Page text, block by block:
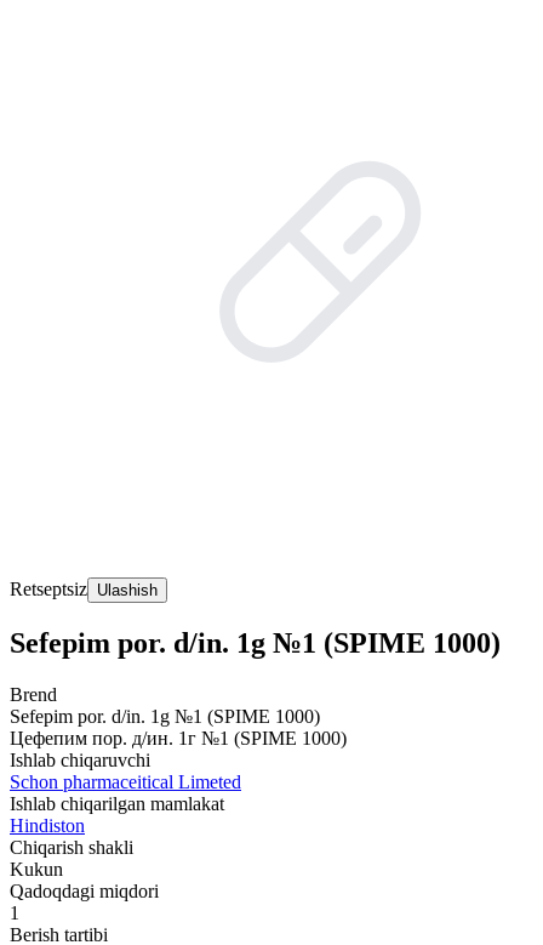
Retseptsiz Ulashish
Sefepim por. d/in. 1g №1 (SPIME 1000)
Brend
Sefepim por. d/in. 1g №1 (SPIME 1000)
Цефепим пор. д/ин. 1г №1 (SPIME 1000)
Ishlab chiqaruvchi
Schon pharmaceitical Limeted
Ishlab chiqarilgan mamlakat
Hindiston
Chiqarish shakli
Kukun
Qadoqdagi miqdori
1
Berish tartibi